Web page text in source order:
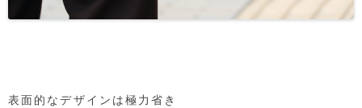
表面的なデザインは極力省き